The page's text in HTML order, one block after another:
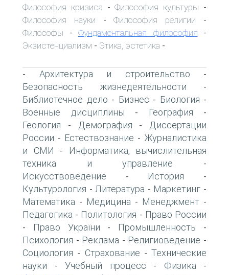
Философия кризиса -Философия культуры -
Философия науки -Философия религии -
Философы - Фундаментальная философия -
Экзистенциализм - Этика, эстетика -
- Архитектура и строительство -
Безопасность жизнедеятельности -
Библиотечное дело - Бизнес - Биология -
Военные дисциплины - География -
Геология - Демография -
Диссертации
России - Естествознание - Журналистика
и СМИ -
Информатика, вычислительная
техника и управление -
Искусствоведение - История -
Культурология - Литература - Маркетинг -
Математика - Медицина - Менеджмент -
Педагогика - Политология - Право России
- Право України - Промышленность -
Психология - Реклама - Религиоведение -
Социология - Страхование - Технические
науки - Учебный процесс - Физика -